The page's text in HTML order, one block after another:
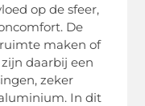
op de sfeer,
De
maken of
daarbij een
zeker
In dit